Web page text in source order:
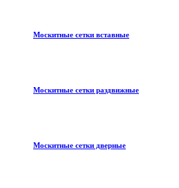
Москитные сетки вставные
Москитные сетки раздвижные
Москитные сетки дверные